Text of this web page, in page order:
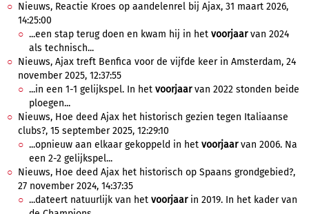
Nieuws, Reactie Kroes op aandelenrel bij Ajax, 31 maart 2026,
14:25:00
...een stap terug doen en kwam hij in het voorjaarvan 2024
als technisch...
Nieuws, Ajax treft Benfica voor de vijfde keer in Amsterdam, 24
november 2025, 12:37:55
...in een 1-1 gelijkspel. In het voorjaarvan 2022 stonden beide
ploegen...
Nieuws, Hoe deed Ajax het historisch gezien tegen Italiaanse
clubs?, 15 september 2025, 12:29:10
...opnieuw aan elkaar gekoppeld in het voorjaarvan 2006. Na
een 2-2 gelijkspel...
Nieuws, Hoe deed Ajax het historisch op Spaans grondgebied?,
27 november 2024, 14:37:35
...dateert natuurlijk van het voorjaarin 2019. In het kader van